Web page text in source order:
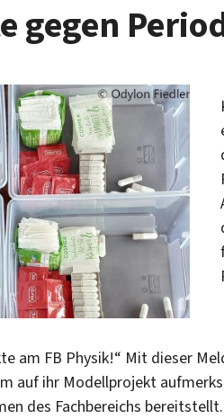
gegen
am FB Physik!“ Mit dieser
auf ihr Modellprojekt
des Fachbereichs